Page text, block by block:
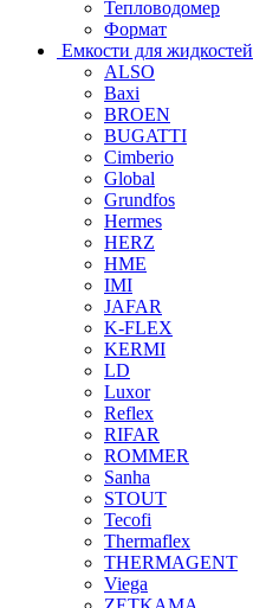
Тепловодомер
Формат
Емкости для жидкостей
ALSO
Baxi
BROEN
BUGATTI
Cimberio
Global
Grundfos
Hermes
HERZ
HME
IMI
JAFAR
K-FLEX
KERMI
LD
Luxor
Reflex
RIFAR
ROMMER
Sanha
STOUT
Tecofi
Thermaflex
THERMAGENT
Viega